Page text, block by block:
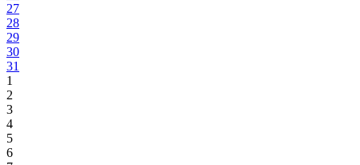
27
28
29
30
31
1
2
3
4
5
6